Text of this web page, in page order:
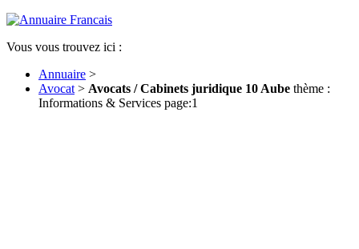
Vous vous trouvez ici :
Annuaire >
Avocat > Avocats / Cabinets juridique 10 Aube thème :
Informations & Services page:1